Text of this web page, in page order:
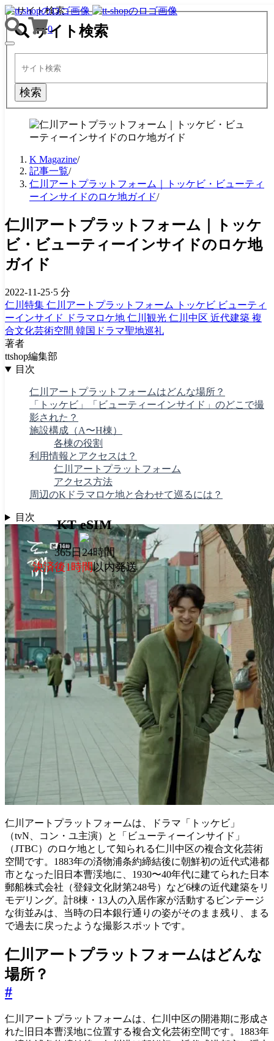
0
TOGGLE
NAVIGATION
KT eSIM
365日24時間
決済後1時間以内発送
サイト検索
サイト検索
検索
K Magazine/
記事一覧/
仁川アートプラットフォーム｜トッケビ・ビューティ
ーインサイドのロケ地ガイド/
仁川アートプラットフォーム｜トッケ
ビ・ビューティーインサイドのロケ地
ガイド
2022-11-25·5 分
仁川特集 仁川アートプラットフォーム トッケビ ビューティ
ーインサイド
ドラマロケ地 仁川観光 仁川中区 近代建築 複
合文化芸術空間 韓国ドラマ聖地巡礼
著者
ttshop編集部
目次
仁川アートプラットフォームはどんな場所？
「トッケビ」「ビューティーインサイド」のどこで撮
影された？
施設構成（A〜H棟）
各棟の役割
利用情報とアクセスは？
仁川アートプラットフォーム
アクセス方法
周辺のKドラマロケ地と合わせて巡るには？
目次
仁川アートプラットフォームは、ドラマ「トッケビ」
（tvN、コン・ユ主演）と「ビューティーインサイド」
（JTBC）のロケ地として知られる仁川中区の複合文化芸術
空間です。1883年の済物浦条約締結後に朝鮮初の近代式港都
市となった旧日本曹渓地に、1930〜40年代に建てられた日本
郵船株式会社（登録文化財第248号）など6棟の近代建築をリ
モデリング。計8棟・13人の入居作家が活動するビンテージ
な街並みは、当時の日本銀行通りの姿がそのまま残り、まる
で過去に戻ったような撮影スポットです。
仁川アートプラットフォームはどんな
場所？
#
仁川アートプラットフォームは、仁川中区の開港期に形成さ
れた旧日本曹渓地に位置する複合文化芸術空間です。1883年